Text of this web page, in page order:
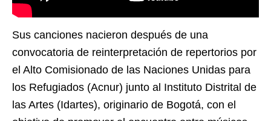
Sus canciones nacieron después de una
convocatoria de reinterpretación de repertorios por
el Alto Comisionado de las Naciones Unidas para
los Refugiados (Acnur) junto al Instituto Distrital de
las Artes (Idartes), originario de Bogotá, con el